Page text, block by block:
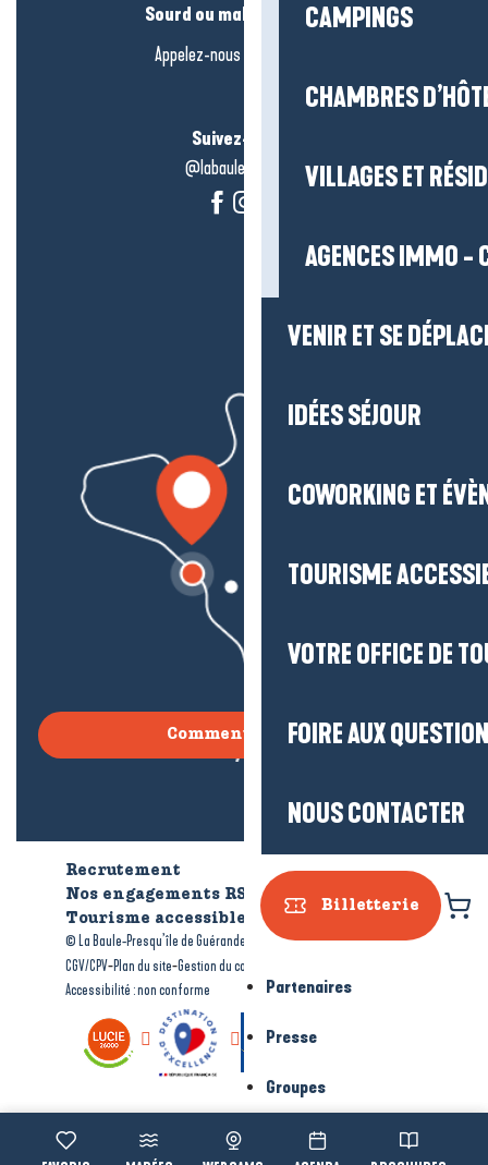
CAMPINGS
CHAMBRES
VILLAGES ET
AGENCES IMMO -
VENIR ET SE
IDÉES SÉJOUR
COWORKING ET
TOURISME
VOTRE OFFICE DE
FOIRE AUX
NOUS CONTACTER
Billetterie
Partenaires
Presse
Groupes
Sourd ou malentendant ?
Appelez-nous en
Suivez-nous !
@labauleguérande
Comment venir ?
Recrutement
Qui sommes-nous ?
Nos engagements RSE
Tourisme accessible
© La Baule-Presqu’île de Guérande tourisme-Mentions légales-
CGV/CPV-Plan du site-Gestion du consentement
Accessibilité : non conforme